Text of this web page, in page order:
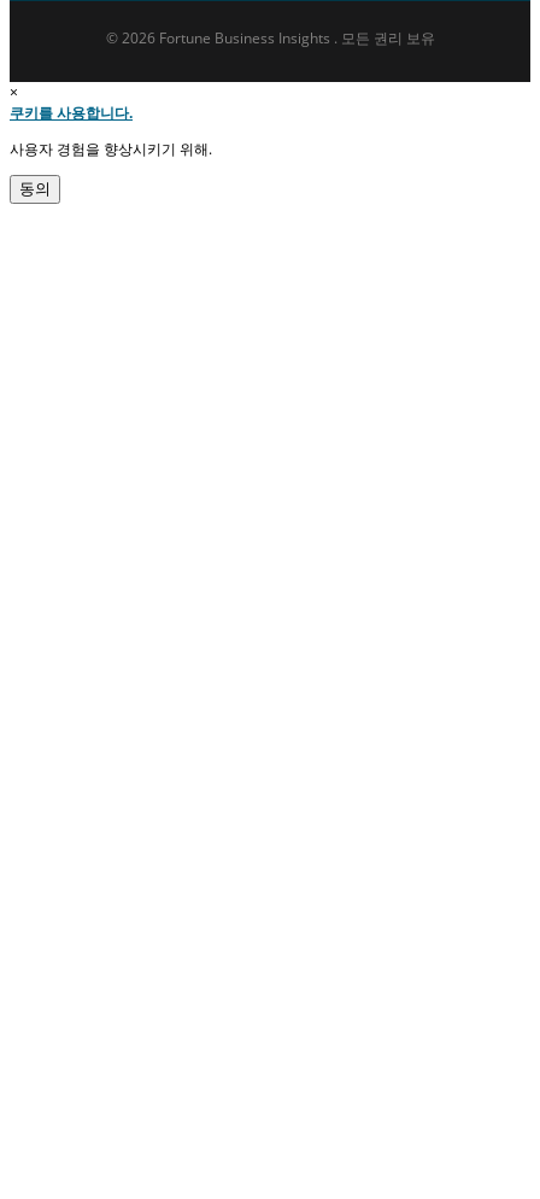
© 2026 Fortune Business Insights . 모든 권리 보유
×
쿠키를 사용합니다.
사용자 경험을 향상시키기 위해.
동의